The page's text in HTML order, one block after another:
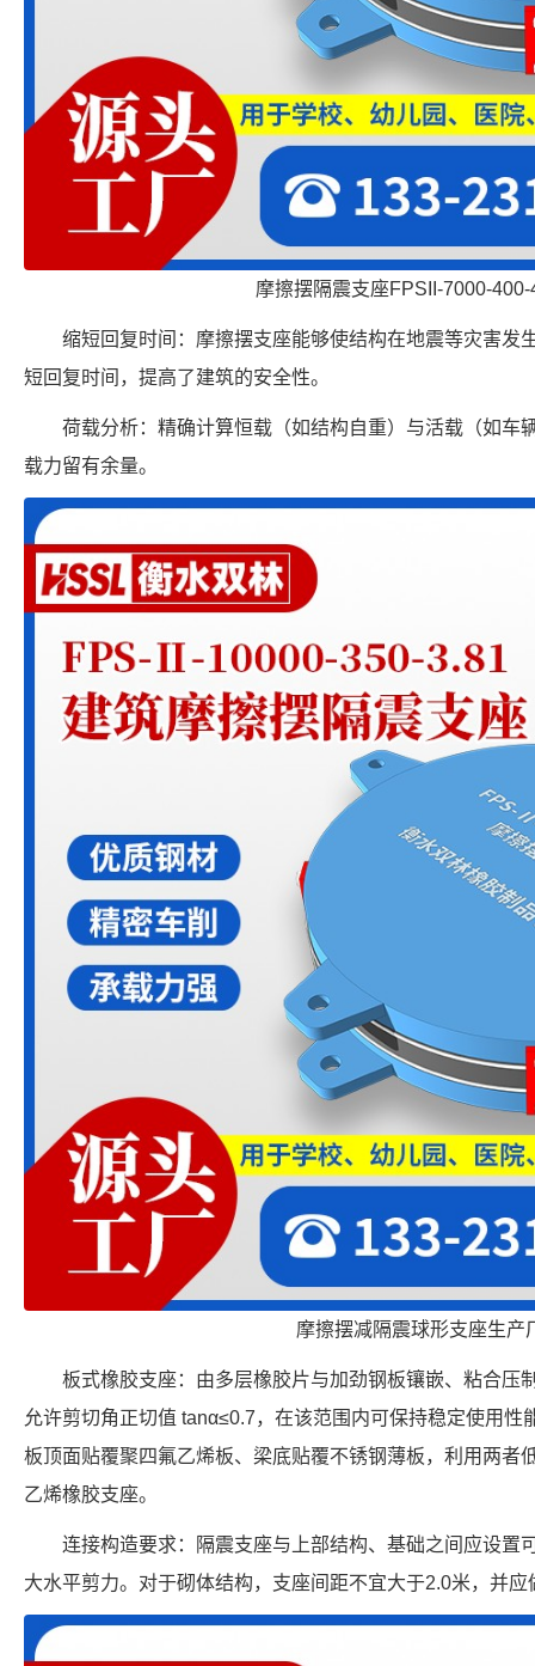
摩擦摆隔震支座FPSII-7000-400-
缩短回复时间：摩擦摆支座能够使结构在地震等灾害发
短回复时间，提高了建筑的安全性。
荷载分析：精确计算恒载（如结构自重）与活载（如车
载力留有余量。
摩擦摆减隔震球形支座生产
板式橡胶支座：由多层橡胶片与加劲钢板镶嵌、粘合压
允许剪切角正切值 tanα≤0.7，在该范围内可保持稳定使用性
板顶面贴覆聚四氟乙烯板、梁底贴覆不锈钢薄板，利用两者
乙烯橡胶支座。
连接构造要求：隔震支座与上部结构、基础之间应设置
大水平剪力。对于砌体结构，支座间距不宜大于2.0米，并